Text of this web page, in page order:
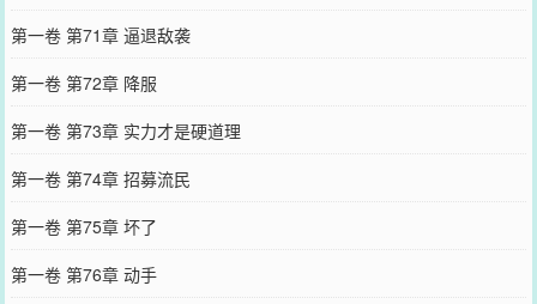
第一卷 第71章 逼退敌袭
第一卷 第72章 降服
第一卷 第73章 实力才是硬道理
第一卷 第74章 招募流民
第一卷 第75章 坏了
第一卷 第76章 动手